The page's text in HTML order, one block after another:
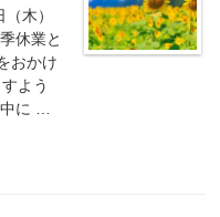
木）
休業と
おかけ
よう
に …